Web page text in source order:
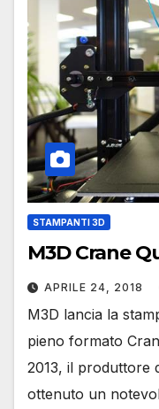
STAMPANTI 3D
M3D Crane
APRILE 24, 2018
M3D lancia la
pieno formato
2013, il produttore
ottenuto un